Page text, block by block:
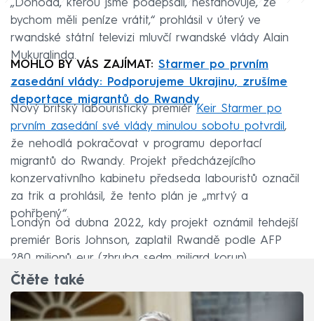
„Dohoda, kterou jsme podepsali, nestanovuje, že
bychom měli peníze vrátit,“ prohlásil v úterý ve
rwandské státní televizi mluvčí rwandské vlády Alain
Mukuralinda.
MOHLO BY VÁS ZAJÍMAT: Starmer po prvním
zasedání vlády: Podporujeme Ukrajinu, zrušíme
deportace migrantů do Rwandy
Nový britský labouristický premiérKeir Starmer po
prvním zasedání své vlády minulou sobotu potvrdil ,
že nehodlá pokračovat v programu deportací
migrantů do Rwandy. Projekt předcházejícího
konzervativního kabinetu předseda labouristů označil
za trik a prohlásil, že tento plán je „mrtvý a
pohřbený“.
Londýn od dubna 2022, kdy projekt oznámil tehdejší
premiér Boris Johnson, zaplatil Rwandě podle AFP
280 milionů eur (zhruba sedm miliard korun).
Čtěte také